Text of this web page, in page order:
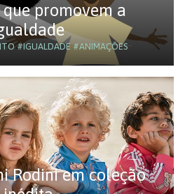
que promovem a
#IGUALDADE#ANIMAÇÕES
Rodini em coleção